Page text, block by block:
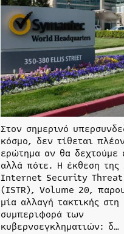
Στον σημερινό
κόσμο, δεν τίθεται
ερώτημα αν θα δεχτούμε
αλλά πότε. Η έκθεση
Internet Security Threat
(ISTR), Volume 20,
μία αλλαγή τακτικής στη
συμπεριφορά των
κυβερνοεγκληματιών: δ…